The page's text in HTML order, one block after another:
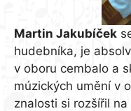
Martin Jakubíček
hudebníka, je
v oboru cembalo a
múzických umění v
znalosti si rozšířil